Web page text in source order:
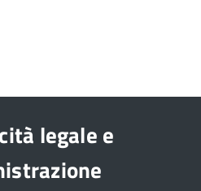
legale e